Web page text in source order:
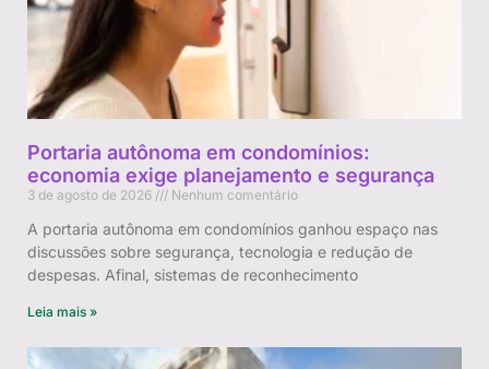
Portaria autônoma em condomínios:
economia exige planejamento e segurança
3 de agosto de 2026 Nenhum comentário
A portaria autônoma em condomínios ganhou espaço nas
discussões sobre segurança, tecnologia e redução de
despesas. Afinal, sistemas de reconhecimento
Leia mais »